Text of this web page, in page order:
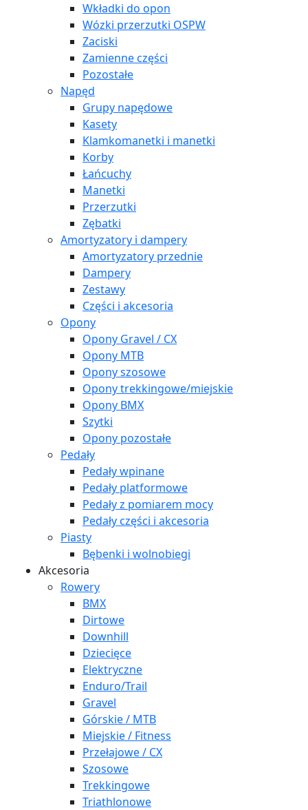
Wkładki do opon
Wózki przerzutki OSPW
Zaciski
Zamienne części
Pozostałe
Napęd
Grupy napędowe
Kasety
Klamkomanetki i manetki
Korby
Łańcuchy
Manetki
Przerzutki
Zębatki
Amortyzatory i dampery
Amortyzatory przednie
Dampery
Zestawy
Części i akcesoria
Opony
Opony Gravel / CX
Opony MTB
Opony szosowe
Opony trekkingowe/miejskie
Opony BMX
Szytki
Opony pozostałe
Pedały
Pedały wpinane
Pedały platformowe
Pedały z pomiarem mocy
Pedały części i akcesoria
Piasty
Bębenki i wolnobiegi
Akcesoria
Rowery
BMX
Dirtowe
Downhill
Dziecięce
Elektryczne
Enduro/Trail
Gravel
Górskie / MTB
Miejskie / Fitness
Przełajowe / CX
Szosowe
Trekkingowe
Triathlonowe